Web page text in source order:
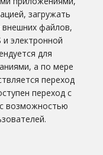
загружать
внешних файлов,
и электронной
для
а по мере
переход
переход с
возможностью